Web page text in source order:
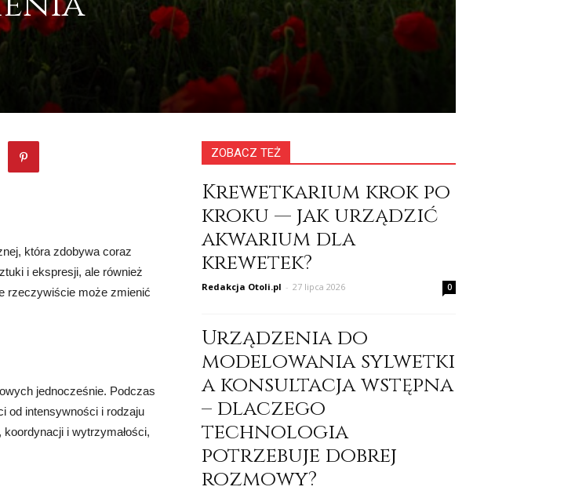
która zdobywa coraz
i ekspresji, ale również
rzeczywiście może zmienić
jednocześnie. Podczas
od intensywności i rodzaju
i wytrzymałości,
ZOBACZ TEŻ
Krewetkarium krok po
kroku — jak urządzić
akwarium dla
krewetek?
Redakcja Otoli.pl - 27 lipca 2026 0
Urządzenia do
modelowania sylwetki
a konsultacja wstępna
– dlaczego
technologia
potrzebuje dobrej
rozmowy?